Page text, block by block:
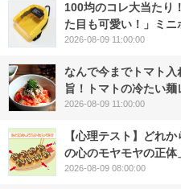
100均のコレ大当たり
た目も可愛い！」ミニ
2026-08-09 11:00:00
なんで今までトマト
旨！トマトの冷たい麺
2026-08-09 11:00:00
【心理テスト】どれ
の心のモヤモヤの正体
2026-08-09 08:00:00